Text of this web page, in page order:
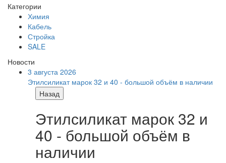
Категории
Химия
Кабель
Стройка
SALE
Новости
3 августа 2026
Этилсиликат марок 32 и 40 - большой объём в наличии
Назад
Этилсиликат марок 32 и
40 - большой объём в
наличии